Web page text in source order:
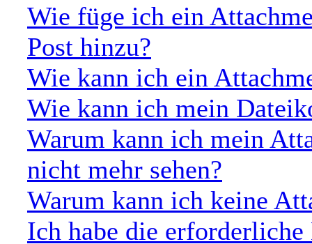
Wie füge ich ein
Post hinzu?
Wie kann ich ein
Wie kann ich mein
Warum kann ich mein
nicht mehr sehen?
Warum kann ich keine
Ich habe die